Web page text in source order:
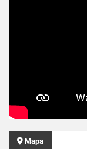
Mapa